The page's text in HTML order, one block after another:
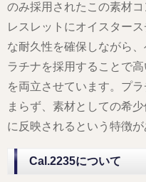
のみ採用されたこの素材
レスレットにオイスター
な耐久性を確保しながら
ラチナを採用することで
を両立させています。プ
まらず、素材としての希
に反映されるという特徴が
Cal.2235について